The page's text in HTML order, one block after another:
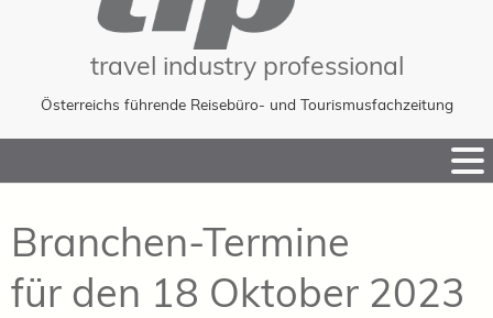
travel industry professional
Österreichs führende Reisebüro- und Tourismusfachzeitung
to
Branchen-Termine
für den 18 Oktober 2023